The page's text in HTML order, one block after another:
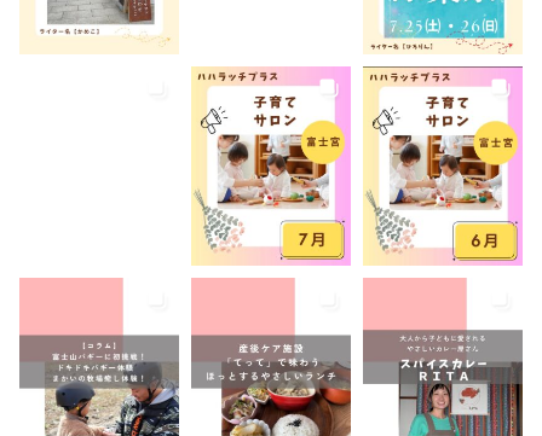
産後ケア 病児保育 癒しスポット
見学 観光地
託児有り 講座 講演会 転入ママ
離乳食持ち込みOK 離乳食販売 雨でも遊べる
駐車場あり